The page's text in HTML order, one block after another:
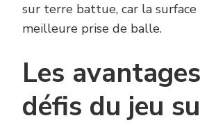
sur terre battue, car la
meilleure prise de balle.
Les
défis du jeu